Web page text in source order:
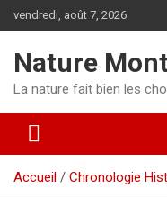
au
vendredi, août 7, 2026
Nature
La nature fait bien les
Accueil Chronologie